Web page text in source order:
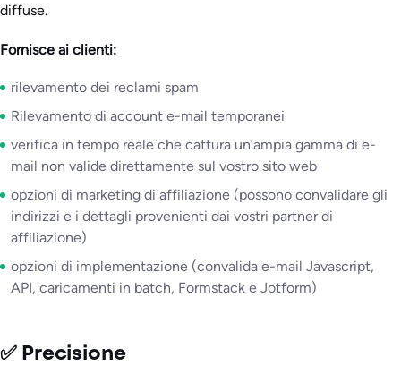
diffuse.
Fornisce ai clienti:
rilevamento dei reclami spam
Rilevamento di account e-mail temporanei
verifica in tempo reale che cattura un’ampia gamma di e-
mail non valide direttamente sul vostro sito web
opzioni di marketing di affiliazione (possono convalidare gli
indirizzi e i dettagli provenienti dai vostri partner di
affiliazione)
opzioni di implementazione (convalida e-mail Javascript,
API, caricamenti in batch, Formstack e Jotform)
✅ Precisione